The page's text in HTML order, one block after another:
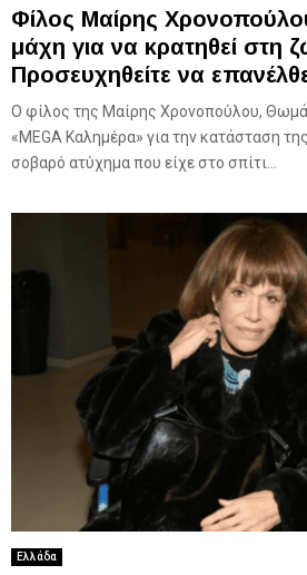
Φίλος Μαίρης
μάχη για να κρατηθεί στη
Προσευχηθείτε να
Ο φίλος της Μαίρης Χρονοπούλου,
«MEGA Καλημέρα» για την κατάσταση
σοβαρό ατύχημα που είχε στο σπίτι...
Ελλάδα